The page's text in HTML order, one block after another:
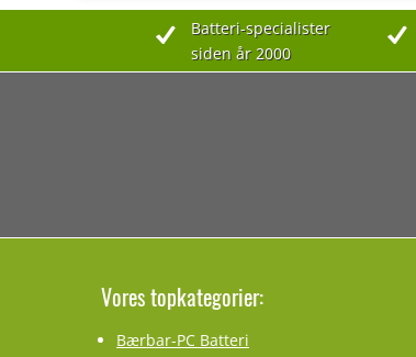
Batteri-specialister
siden år 2000
Vores topkategorier:
Bærbar-PC Batteri